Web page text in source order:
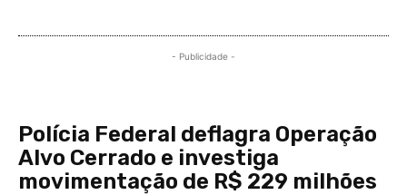
- Publicidade -
Polícia Federal deflagra Operação
Alvo Cerrado e investiga
movimentação de R$ 229 milhões